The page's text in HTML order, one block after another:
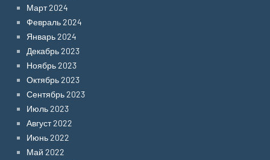
Март 2024
Февраль 2024
Январь 2024
Декабрь 2023
Ноябрь 2023
Октябрь 2023
Сентябрь 2023
Июль 2023
Август 2022
Июнь 2022
Май 2022